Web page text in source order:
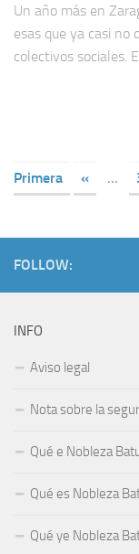
Un año más en
esas que ya casi no
colectivos sociales.
Primera
« ...
FOLLOW:
INFO
Aviso legal
Nota sobre la
Qué e Nobleza
Qué es Nobleza
Qué ye Nobleza